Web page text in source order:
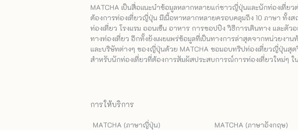
MATCHA เป็นสื่อแนะนำข้อมูลหลากหลายแก่ชาวญี่ปุ่นและนักท่องเที่ยว
ต้องการท่องเที่ยวญี่ปุ่น มีเนื้อหาหลากหลายครอบคลุมถึง 10 ภาษา ทั้งส
ท่องเที่ยว โรงแรม ออนเซ็น อาหาร การชอปปิง วิธีการเดินทาง และตัว
ทางท่องเที่ยว อีกทั้งยังเผยแพร่ข้อมูลที่เป็นทางการล่าสุดจากหน่วยงาน
และบริษัทต่างๆ ของญี่ปุ่นด้วย MATCHA ขอมอบทริปท่องเที่ยวญี่ปุ่นสุด
สำหรับนักท่องเที่ยวที่ต้องการสัมผัสประสบการณ์การท่องเที่ยวใหม่ๆ
การให้บริการ
MATCHA (ภาษาญี่ปุ่น) MATCHA (ภาษาอังกฤษ)